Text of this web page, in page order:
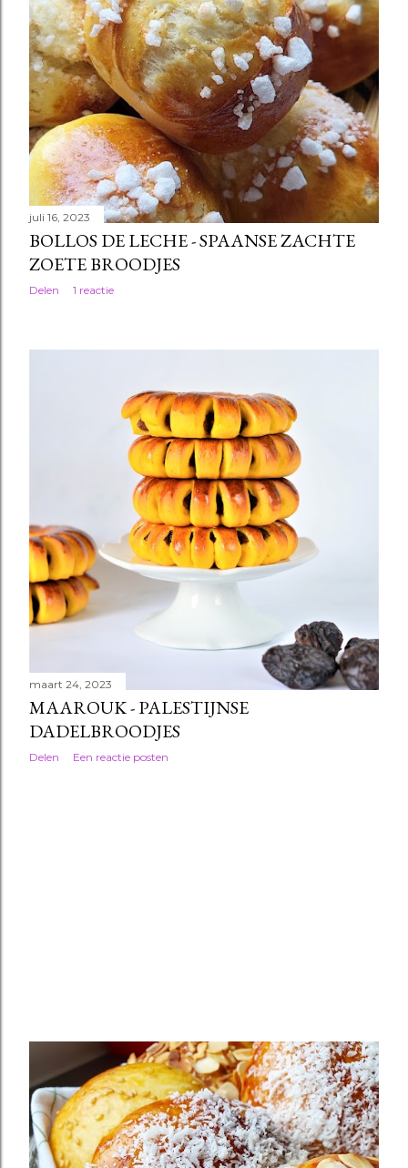
juli 16, 2023
BOLLOS DE LECHE - SPAANSE ZACHTE
ZOETE BROODJES
Delen 1 reactie
maart 24, 2023
MAAROUK - PALESTIJNSE
DADELBROODJES
Delen Een reactie posten